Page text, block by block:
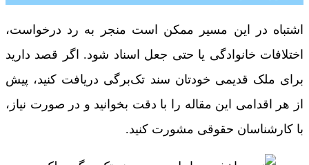
اشتباه در این مسیر ممکن است منجر به رد درخواست،
اختلافات خانوادگی یا حتی جعل اسناد شود. اگر قصد دارید
برای ملک قدیمی خودتان سند تک‌برگی دریافت کنید، پیش
از هر اقدامی این مقاله را با دقت بخوانید و در صورت نیاز،
با کارشناسان حقوقی مشورت کنید.